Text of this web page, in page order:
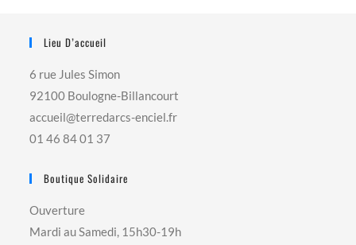
Lieu D’accueil
6 rue Jules Simon
92100 Boulogne-Billancourt
accueil@terredarcs-enciel.fr
01 46 84 01 37
Boutique Solidaire
Ouverture
Mardi au Samedi, 15h30-19h